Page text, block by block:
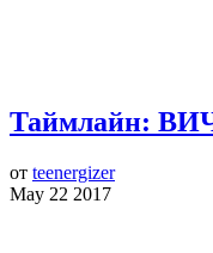
Таймлайн:
от teenergizer
May 22 2017